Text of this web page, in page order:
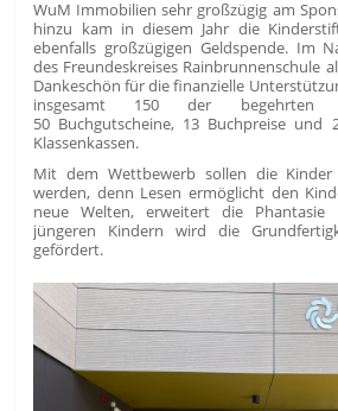
WuM Immobilien sehr großzügig am
hinzu kam in diesem Jahr die
ebenfalls großzügigen Geldspende. Im
des Freundeskreises Rainbrunnenschule
Dankeschön für die finanzielle
insgesamt 150 der begehrten
50 Buchgutscheine, 13 Buchpreise
Klassenkassen.
Mit dem Wettbewerb sollen die
werden, denn Lesen ermöglicht den
neue Welten, erweitert die
jüngeren Kindern wird die
gefördert.